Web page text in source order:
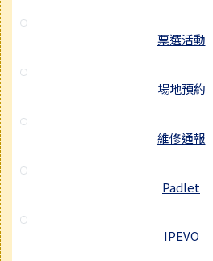
票選活動
場地預約
維修通報
Padlet
IPEVO